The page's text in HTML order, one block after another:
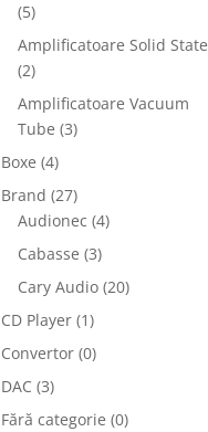
(5)
Amplificatoare Solid State
(2)
Amplificatoare Vacuum
Tube (3)
Boxe (4)
Brand (27)
Audionec (4)
Cabasse (3)
Cary Audio (20)
CD Player (1)
Convertor (0)
DAC (3)
Fără categorie (0)